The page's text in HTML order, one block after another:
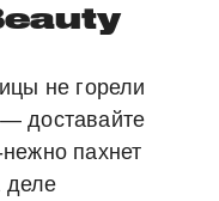
не горели
доставайте
пахнет
деле